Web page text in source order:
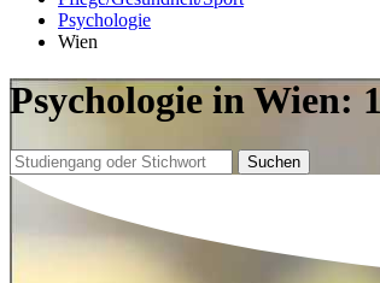
Psychologie
Wien
Psychologie in Wien:
Suchen